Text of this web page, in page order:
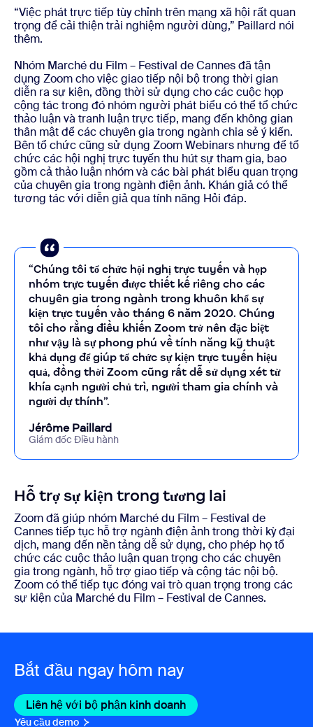
“Việc phát trực tiếp tùy chỉnh trên mạng xã hội rất quan
trọng để cải thiện trải nghiệm người dùng,” Paillard nói
thêm.
Nhóm Marché du Film – Festival de Cannes đã tận
dụng Zoom cho việc giao tiếp nội bộ trong thời gian
diễn ra sự kiện, đồng thời sử dụng cho các cuộc họp
cộng tác trong đó nhóm người phát biểu có thể tổ chức
thảo luận và tranh luận trực tiếp, mang đến không gian
thân mật để các chuyên gia trong ngành chia sẻ ý kiến.
Bên tổ chức cũng sử dụng Zoom Webinars nhưng để tổ
chức các hội nghị trực tuyến thu hút sự tham gia, bao
gồm cả thảo luận nhóm và các bài phát biểu quan trọng
của chuyên gia trong ngành điện ảnh. Khán giả có thể
tương tác với diễn giả qua tính năng Hỏi đáp.
“Chúng tôi tổ chức hội nghị trực tuyến và họp
nhóm trực tuyến được thiết kế riêng cho các
chuyên gia trong ngành trong khuôn khổ sự
kiện trực tuyến vào tháng 6 năm 2020. Chúng
tôi cho rằng điều khiến Zoom trở nên đặc biệt
như vậy là sự phong phú về tính năng kỹ thuật
khả dụng để giúp tổ chức sự kiện trực tuyến hiệu
quả, đồng thời Zoom cũng rất dễ sử dụng xét từ
khía cạnh người chủ trì, người tham gia chính và
người dự thính”.
Jérôme Paillard
Giám đốc Điều hành
Hỗ trợ sự kiện trong tương lai
Zoom đã giúp nhóm Marché du Film – Festival de
Cannes tiếp tục hỗ trợ ngành điện ảnh trong thời kỳ đại
dịch, mang đến nền tảng dễ sử dụng, cho phép họ tổ
chức các cuộc thảo luận quan trọng cho các chuyên
gia trong ngành, hỗ trợ giao tiếp và cộng tác nội bộ.
Zoom có thể tiếp tục đóng vai trò quan trọng trong các
sự kiện của Marché du Film – Festival de Cannes.
Bắt đầu ngay hôm nay
Liên hệ với bộ phận kinh doanh Liên hệ với bộ phận
Yêu cầu demo Yêu cầu demo